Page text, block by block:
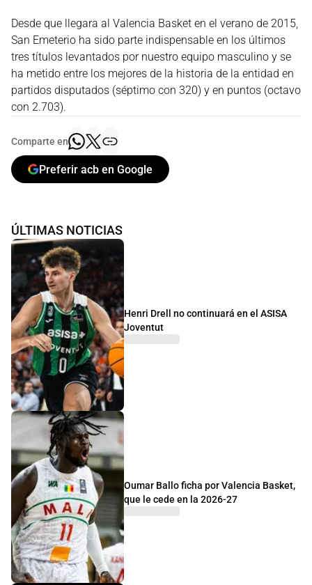
Desde que llegara al Valencia Basket en el verano de 2015,
San Emeterio ha sido parte indispensable en los últimos
tres títulos levantados por nuestro equipo masculino y se
ha metido entre los mejores de la historia de la entidad en
partidos disputados (séptimo con 320) y en puntos (octavo
con 2.703).
Comparte en
Preferir acb en Google
ÚLTIMAS NOTICIAS
Henri Drell no continuará en el ASISA
Joventut
Oumar Ballo ficha por Valencia Basket,
que le cede en la 2026-27